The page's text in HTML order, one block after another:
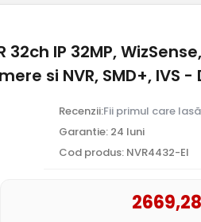
32ch IP 32MP,
si NVR, SMD+, IVS
Recenzii:Fii primul care
Garantie: 24 luni
Cod produs: NVR4432-EI
2669,28